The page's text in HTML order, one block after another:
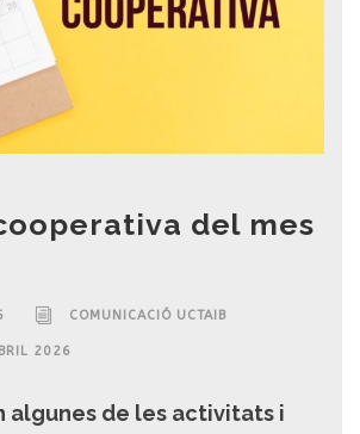
del mes
COMUNICACIÓ UCTAIB
2026
algunes de les activitats i